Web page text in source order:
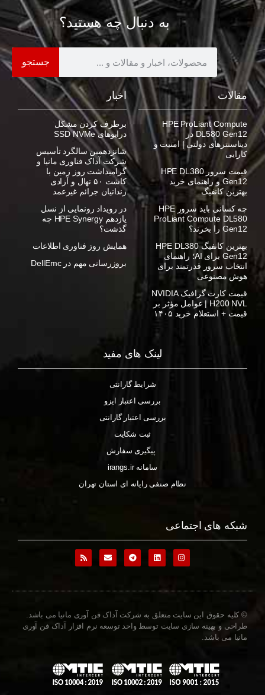
به دنبال چه هستید؟
جستجو
مقالات
HPE ProLiant Compute
DL580 Gen12 در
دیتاسنترهای دولتی | امنیت و
کارایی
قیمت سرور HPE DL380
Gen12 و راهنمای خرید
بهترین کانفیگ
چه کسانی باید سرور HPE
ProLiant Compute DL580
Gen12 را بخرند؟
بهترین کانفیگ HPE DL380
Gen12 برای AI؛ راهنمای
انتخاب سرور قدرتمند برای
هوش مصنوعی
قیمت کارت گرافیک NVIDIA
H200 NVL | عوامل مؤثر بر
قیمت + استعلام خرید ۱۴۰۵
اخبار
برطرف کردن مشکل
درایوهای SSD NVMe
شانزدهمین سالگرد تأسیس
شرکت آداک فناوری مانیا و
گرامیداشت روز زمین با
کاشت ۵۰ نهال و آزادی
زندانیان جرائم غیرعمد
در رویداد رونمایی از نسل
یازدهم HPE Synergy چه
گذشت؟
همایش روز فناوری اطلاعات
بروزرسانی مهم در DellEmc
لینک های مفید
شرایط گارانتی
بررسی اعتبار ایزو
بررسی اعتبار گارانتی
ثبت شکایت
پیگیری سفارش
سامانه irangs.ir
نظام صنفی رایانه ای استان تهران
شبکه های اجتماعی
© کلیه حقوق این سایت متعلق به شرکت آداک فن آوری مانیا می باشد.
طراحی و بهینه سازی سایت توسط واحد توسعه نرم افزار آداک فن آوری
مانیا می باشد.